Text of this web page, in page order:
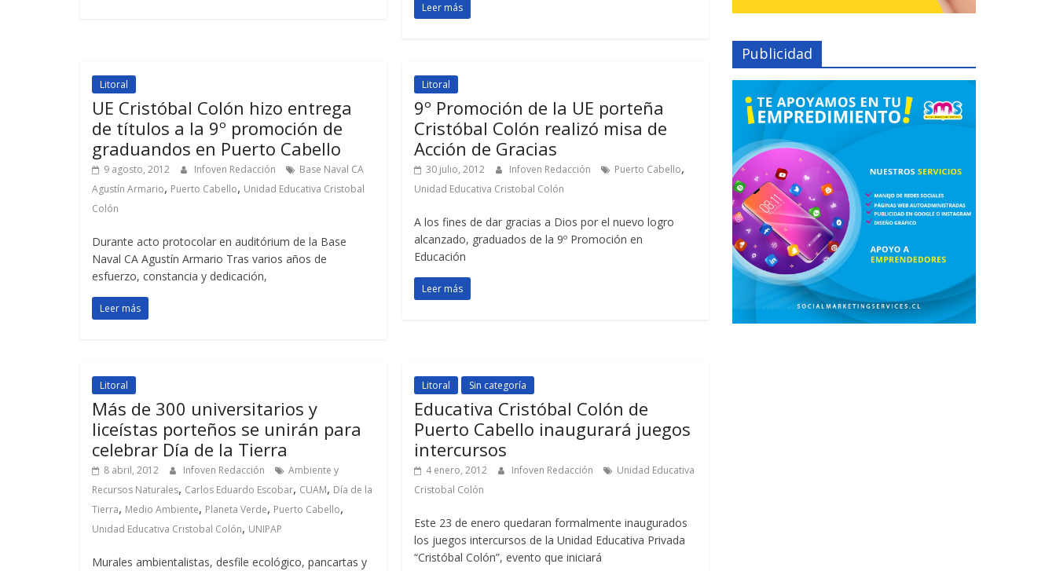
Leer más
Litoral
UE Cristóbal Colón hizo entrega
de títulos a la 9º promoción de
graduandos en Puerto Cabello
9 agosto, 2012 Infoven Redacción
Base Naval CA
Agustín Armario, Puerto Cabello, Unidad Educativa Cristobal
Colón
Durante acto protocolar en auditórium de la Base
Naval CA Agustín Armario Tras varios años de
esfuerzo, constancia y dedicación,
Leer más
Litoral
9º Promoción de la UE porteña
Cristóbal Colón realizó misa de
Acción de Gracias
30 julio, 2012 Infoven Redacción Puerto Cabello,
Unidad Educativa Cristobal Colón
A los fines de dar gracias a Dios por el nuevo logro
alcanzado, graduados de la 9º Promoción en
Educación
Leer más
Litoral
Más de 300 universitarios y
liceístas porteños se unirán para
celebrar Día de la Tierra
8 abril, 2012 Infoven Redacción
Ambiente y
Recursos Naturales, Carlos Eduardo Escobar, CUAM, Día de la
Tierra, Medio Ambiente, Planeta Verde, Puerto Cabello,
Unidad Educativa Cristobal Colón, UNIPAP
Murales ambientalistas, desfile ecológico, pancartas y
Litoral Sin categoría
Educativa Cristóbal Colón de
Puerto Cabello inaugurará juegos
intercursos
4 enero, 2012 Infoven Redacción
Unidad Educativa
Cristobal Colón
Este 23 de enero quedaran formalmente inaugurados
los juegos intercursos de la Unidad Educativa Privada
“Cristóbal Colón”, evento que iniciará
Publicidad